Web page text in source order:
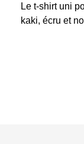
Le t-shirt uni
kaki, écru et